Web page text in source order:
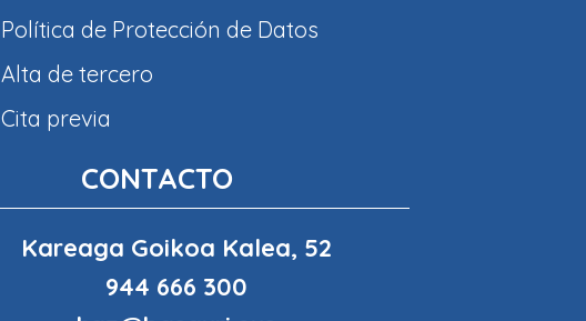
Política de Protección de Datos
Alta de tercero
Cita previa
CONTACTO
Kareaga Goikoa Kalea, 52
944 666 300